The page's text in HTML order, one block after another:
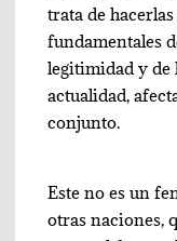
trata de
fundamentales
legitimidad y de
actualidad,
conjunto.
Este no es un
otras naciones,